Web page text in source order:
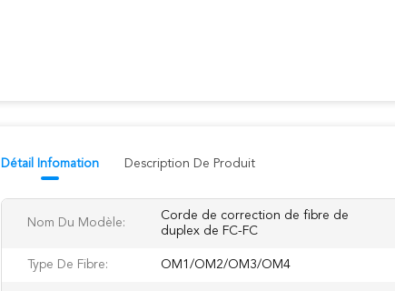
Détail Infomation Description De Produit
Nom Du Modèle:
Corde de correction de fibre de
duplex de FC-FC
Type De Fibre: OM1/OM2/OM3/OM4